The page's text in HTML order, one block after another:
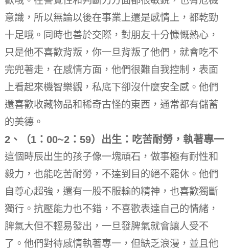
意識，所以無論以後在事業上還是感情上，都乾勁
十足哦。 同時也善於交際，對朋友十分慷慨熱心，
只是他不喜歡背叛，你一旦背叛了他們，就會吃不
完兜著走，在感情方面，他們很難自我控制，表面
上看起來機智樂觀，私底下卻沒什麼安全感。他們
還喜歡收藏物品和稀奇古怪的東西，通常都有儲蓄
的美德。
2、（1：00~2：59）出生：吃苦耐勞，執著專一
這個時辰出生的孩子像一塊頑石，做事極有耐性和
毅力，也能吃苦耐勞，不達到目的絕不罷休。 他們
自尊心超強，還有一股不服輸的精神，也喜歡獨斷
獨行。 抗壓能力也不錯，不喜歡表達自己的情緒，
脾氣大但不輕易發出，一旦發脾氣就會讓人受不
了。 他們對待感情執著專一，但缺乏浪漫，並且他